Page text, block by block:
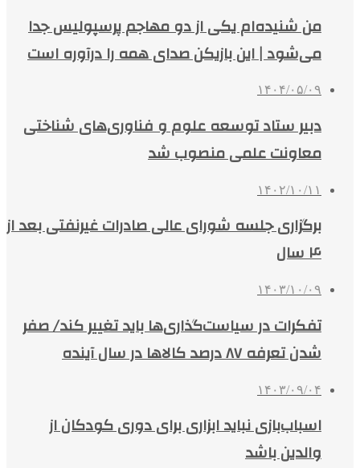
من شنیده‌ام یکی از دو مهاجم پرسپولیس جدا
می‌شود | این بازیکن صدای همه را درآوره است
۱۴۰۴/۰۵/۰۹
دبیر ستاد توسعه علوم و فناوری‌های شناختی
معاونت علمی منصوب شد
۱۴۰۲/۱۰/۱۱
برگزاری جلسه شورای عالی صادرات غیرنفتی بعد از
۴ سال
۱۴۰۳/۱۰/۰۹
تفکرات در سیاست‌گذاری‌ها باید تغییر کند/ صفر
شدن تعرفه ٨٧ درصد کالاها در سال آینده
۱۴۰۳/۰۹/۰۴
اسباب‌بازی‌ نباید ابزاری برای دوری کودکان از
والدین باشد